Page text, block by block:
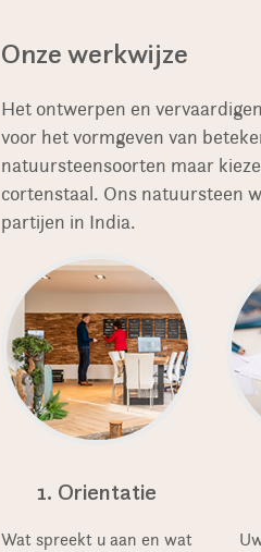
Onze werkwijze
Het ontwerpen en
voor het vormgeven van
natuursteensoorten maar
cortenstaal. Ons natuursteen
partijen in India.
1. Orientatie
Wat spreekt u aan en wat